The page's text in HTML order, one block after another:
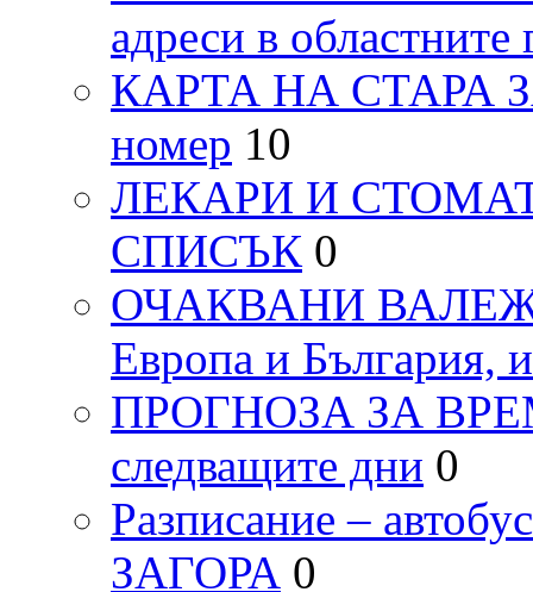
адреси в областните
КАРТА НА СТАРА
номер 10
ЛЕКАРИ И
СПИСЪК 0
ОЧАКВАНИ ВАЛЕЖИ
Европа и България,
ПРОГНОЗА ЗА
следващите дни 0
Разписание –
ЗАГОРА 0